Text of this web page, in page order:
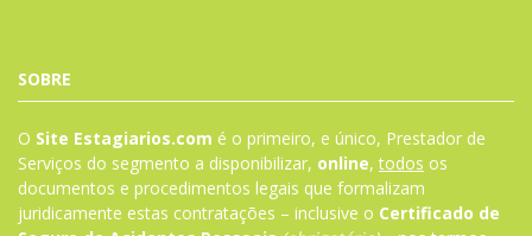
SOBRE
O Site Estagiarios.com é o primeiro, e único, Prestador de
Serviços do segmento a disponibilizar, online,todos os
documentos e procedimentos legais que formalizam
juridicamente estas contratações – inclusive o Certificado de